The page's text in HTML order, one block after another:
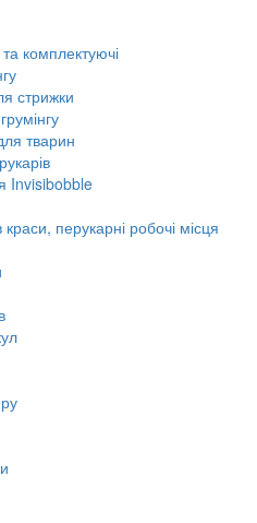
комплектуючі
стрижки
тварин
Invisibobble
перукарні робочі місця